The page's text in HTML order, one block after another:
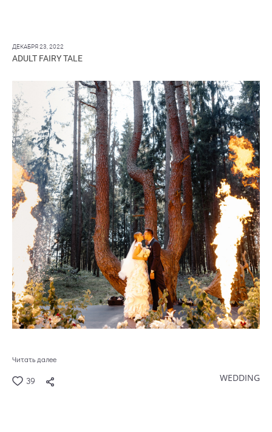
Читать далее
39 WEDDING
ДЕКАБРЯ 23, 2022
ADULT FAIRY TALE